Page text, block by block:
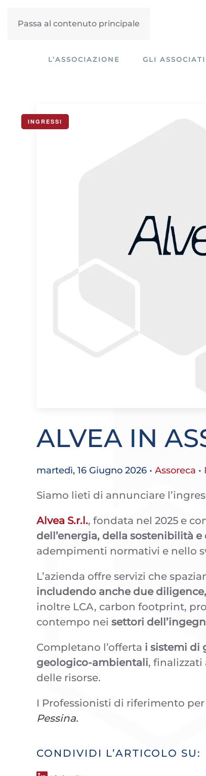
Passa al contenuto principale
L’ASSOCIAZIONE GLI ASSOCIATI
INGRESSI
ALVEA IN
martedì, 16 Giugno 2026 • Assoreca •
Siamo lieti di annunciare
Alvea S.r.l., fondata nel 2025 e
dell’energia, della sostenibilità e
adempimenti normativi e nello
L’azienda offre servizi che
includendo anche due
inoltre LCA, carbon footprint,
contempo nei settori
Completano l’offerta i sistemi di
geologico-ambientali,
delle risorse.
I Professionisti di riferimento per
Pessina.
CONDIVIDI L’ARTICOLO SU: